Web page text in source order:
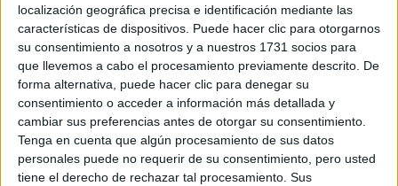
localización geográfica precisa e identificación mediante las
características de dispositivos. Puede hacer clic para otorgarnos
su consentimiento a nosotros y a nuestros 1731 socios para
que llevemos a cabo el procesamiento previamente descrito. De
forma alternativa, puede hacer clic para denegar su
consentimiento o acceder a información más detallada y
cambiar sus preferencias antes de otorgar su consentimiento.
Tenga en cuenta que algún procesamiento de sus datos
personales puede no requerir de su consentimiento, pero usted
tiene el derecho de rechazar tal procesamiento. Sus
Chica
¿En qué año terminas (o terminaste) bachillerato o FP?
Soy estudiante de:*